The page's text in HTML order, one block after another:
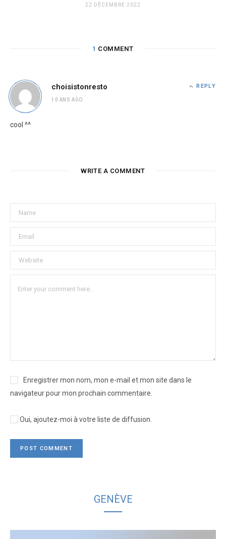
22 DÉCEMBRE 2022
1 COMMENT
choisistonresto
10 ANS AGO
REPLY
cool ^^
WRITE A COMMENT
Enregistrer mon nom, mon e-mail et mon site dans le
navigateur pour mon prochain commentaire.
Oui, ajoutez-moi à votre liste de diffusion.
GENÈVE